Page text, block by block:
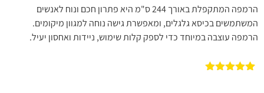
הרמפה המתקפלת באורך 244 ס"מ היא פתרון חכם ונוח לאנשים
המשתמשים בכיסא גלגלים, ומאפשרת גישה נוחה למגוון מיקומים.
הרמפה עוצבה במיוחד כדי לספק קלות שימוש, ניידות ואחסון יעיל.